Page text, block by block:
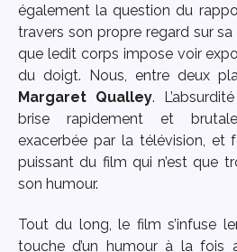
également la question du
travers son propre regard sur
que ledit corps impose voir
du doigt. Nous, entre deux
Margaret Qualley.
brise rapidement et
exacerbée par la télévision, et
puissant du film qui n’est que
son humour.
Tout du long, le film s’infuse
touche d’un humour à la fois